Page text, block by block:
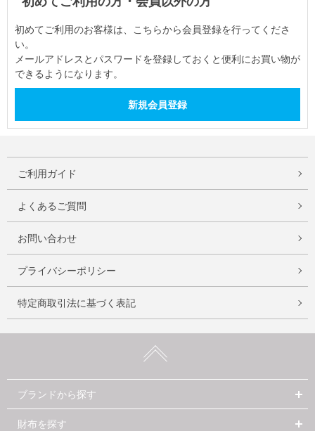
初めてご利用のお客様は、こちらから会員登録を行ってくださ
い。
メールアドレスとパスワードを登録しておくと便利にお買い物が
できるようになります。
ご利用ガイド
よくあるご質問
お問い合わせ
プライバシーポリシー
特定商取引法に基づく表記
ブランドから探す
財布を探す